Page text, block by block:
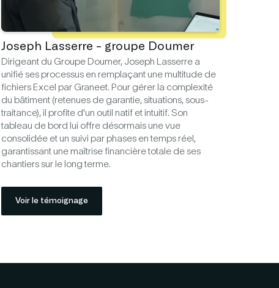
Joseph Lasserre - groupe Doumer
Dirigeant du Groupe Doumer, Joseph Lasserre a
unifié ses processus en remplaçant une multitude de
fichiers Excel par Graneet. Pour gérer la complexité
du bâtiment (retenues de garantie, situations, sous-
traitance), il profite d'un outil natif et intuitif. Son
tableau de bord lui offre désormais une vue
consolidée et un suivi par phases en temps réel,
garantissant une maîtrise financière totale de ses
chantiers sur le long terme.
Voir le témoignage